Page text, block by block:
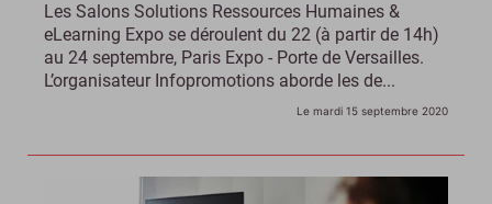
Les Salons Solutions Ressources Humaines &
eLearning Expo se déroulent du 22 (à partir de 14h)
au 24 septembre, Paris Expo - Porte de Versailles.
L’organisateur Infopromotions aborde les de...
Le mardi 15 septembre 2020